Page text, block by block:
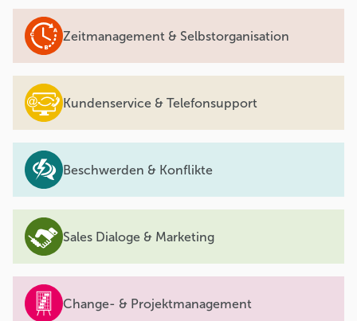
Zeitmanagement & Selbstorganisation
Kundenservice & Telefonsupport
Beschwerden & Konflikte
Sales Dialoge & Marketing
Change- & Projektmanagement